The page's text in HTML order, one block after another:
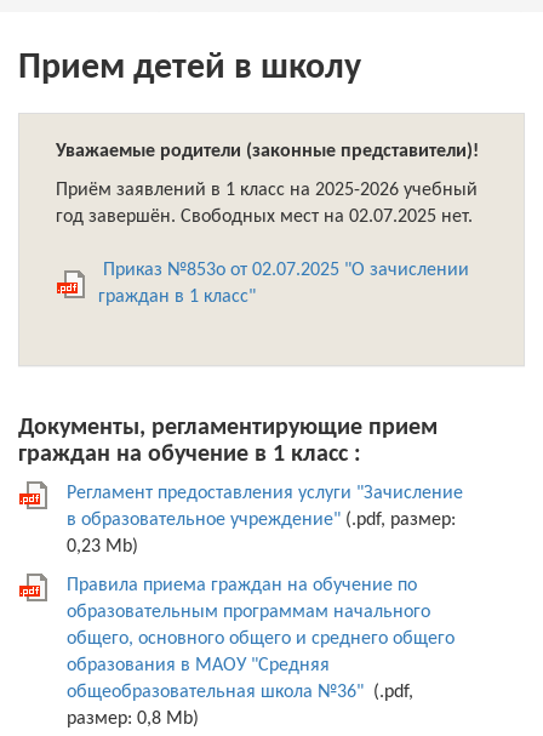
Прием детей в школу
Уважаемые родители (законные представители)!
Приём заявлений в 1 класс на 2025-2026 учебный
год завершён. Свободных мест на 02.07.2025 нет.
Приказ №853о от 02.07.2025 "О зачислении
граждан в 1 класс"
Документы, регламентирующие прием
граждан на обучение в 1 класс :
Регламент предоставления услуги "Зачисление
в образовательное учреждение" (.pdf, размер:
0,23 Mb)
Правила приема граждан на обучение по
образовательным программам начального
общего, основного общего и среднего общего
образования в МАОУ "Средняя
общеобразовательная школа №36" (.pdf,
размер: 0,8 Mb)